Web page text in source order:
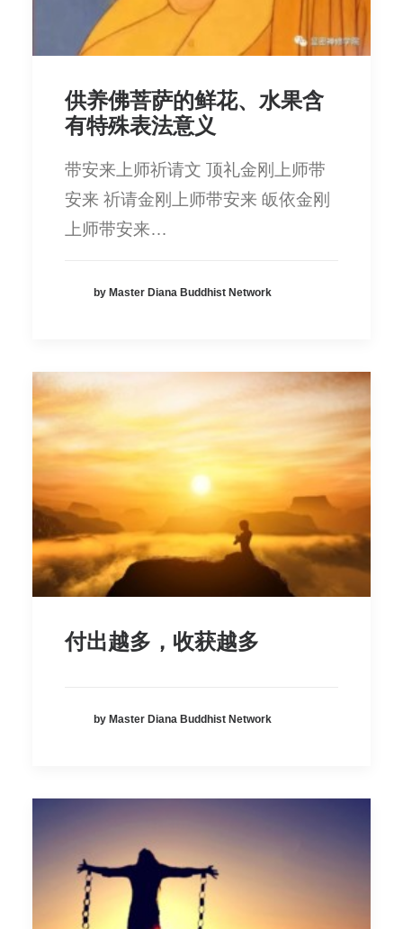
供养佛菩萨的鲜花、水果含
有特殊表法意义
带安来上师祈请文 顶礼金刚上师带
安来 祈请金刚上师带安来 皈依金刚
上师带安来…
by Master Diana Buddhist Network
付出越多，收获越多
by Master Diana Buddhist Network